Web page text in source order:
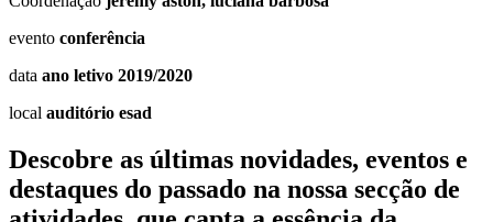
evento conferência
data ano letivo 2019/2020
local auditório esad
Descobre as últimas novidades, eventos e
destaques do passado na nossa secção de